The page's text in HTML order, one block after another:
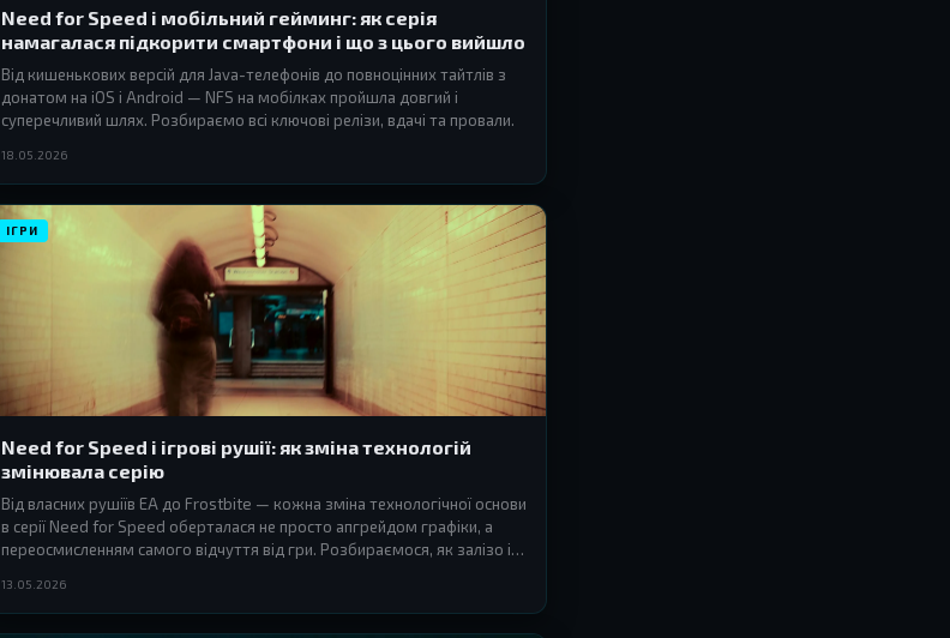
Need for Speed і мобільний гейминг: як серія
намагалася підкорити смартфони і що з цього вийшло
Від кишенькових версій для Java-телефонів до повноцінних тайтлів з
донатом на iOS і Android — NFS на мобілках пройшла довгий і
суперечливий шлях. Розбираємо всі ключові релізи, вдачі та провали.
18.05.2026
ІГРИ
Need for Speed і ігрові рушії: як зміна технологій
змінювала серію
Від власних рушіїв EA до Frostbite — кожна зміна технологічної основи
в серії Need for Speed оберталася не просто апгрейдом графіки, а
переосмисленням самого відчуття від гри. Розбираємося, як залізо і
13.05.2026